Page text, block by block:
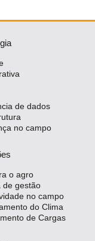
de dados
no campo
o agro
de gestão
no campo
do Clima
de Cargas